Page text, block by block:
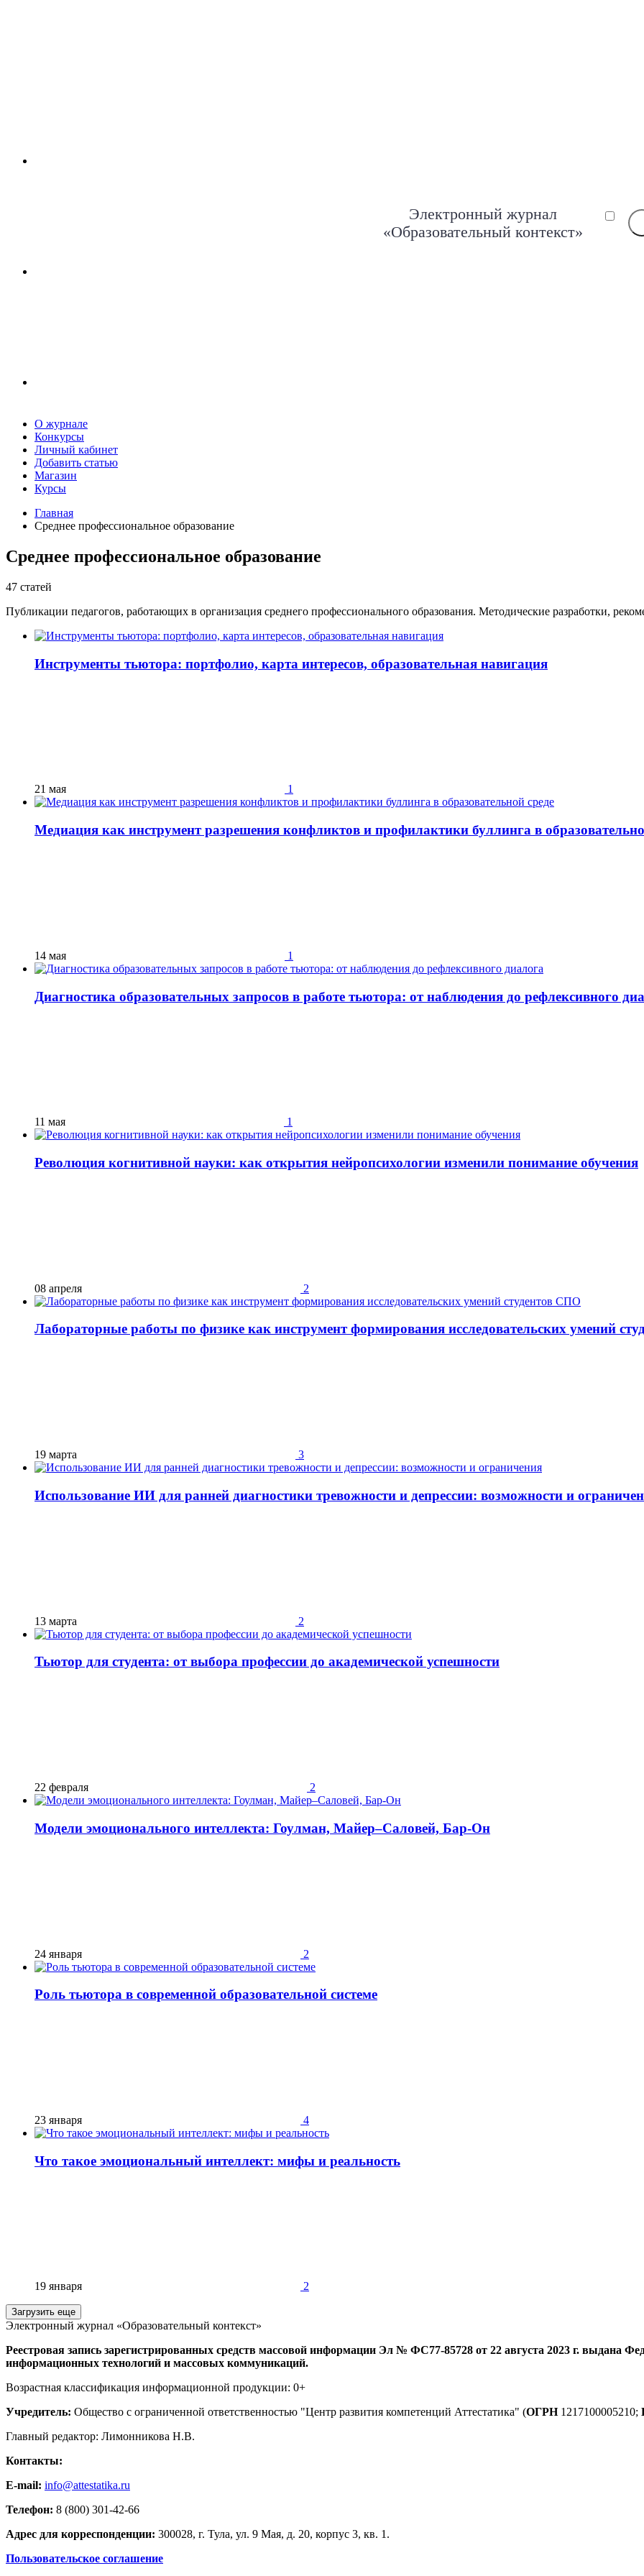
Электронный журнал
«Образовательный контекст»
О журнале
Конкурсы
Личный кабинет
Добавить статью
Магазин
Курсы
Главная
Среднее профессиональное образование
Среднее профессиональное образование
47 статей
Публикации педагогов, работающих в организация среднего профессионального образования. Методические разработки,
Инструменты тьютора: портфолио, карта интересов, образовательная навигация
21 мая 1
Медиация как инструмент разрешения конфликтов и профилактики буллинга в
14 мая 1
Диагностика образовательных запросов в работе тьютора: от наблюдения до рефлексивного
11 мая 1
Революция когнитивной науки: как открытия нейропсихологии изменили понимание обучения
08 апреля 2
Лабораторные работы по физике как инструмент формирования исследовательских умений
19 марта 3
Использование ИИ для ранней диагностики тревожности и депрессии: возможности и
13 марта 2
Тьютор для студента: от выбора профессии до академической успешности
22 февраля 2
Модели эмоционального интеллекта: Гоулман, Майер–Саловей, Бар-Он
24 января 2
Роль тьютора в современной образовательной системе
23 января 4
Что такое эмоциональный интеллект: мифы и реальность
19 января 2
Загрузить еще
Электронный журнал «Образовательный контекст»
Реестровая запись зарегистрированных средств массовой информации Эл № ФС77-85728 от 22 августа 2023 г. выдана
информационных технологий и массовых коммуникаций.
Возрастная классификация информационной продукции: 0+
Учредитель: Общество с ограниченной ответственностью "Центр развития компетенций Аттестатика" (ОГРН1217100005210;
Главный редактор: Лимонникова Н.В.
Контакты:
E-mail: info@attestatika.ru
Телефон: 8 (800) 301-42-66
Адрес для корреспонденции: 300028, г. Тула, ул. 9 Мая, д. 20, корпус 3, кв. 1.
Пользовательское соглашение